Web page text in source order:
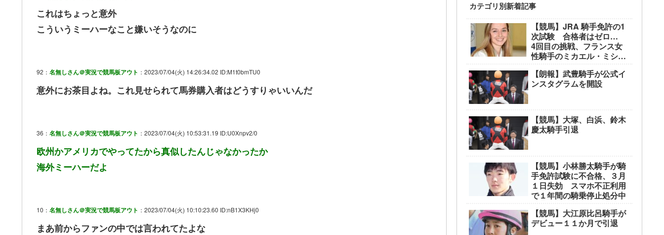
これはちょっと意外
こういうミーハーなこと嫌いそうなのに
92： 名無しさん＠実況で競馬板アウト ：2023/07/04(火) 14:26:34.02 ID:M1t0bmTU0
意外にお茶目よね。これ見せられて馬券購入者はどうすりゃいいんだ
36： 名無しさん＠実況で競馬板アウト ：2023/07/04(火) 10:53:31.19 ID:U0Xnpv2/0
欧州かアメリカでやってたから真似したんじゃなかったか
海外ミーハーだよ
10： 名無しさん＠実況で競馬板アウト ：2023/07/04(火) 10:10:23.60 ID:nB1X3KHj0
まあ前からファンの中では言われてたよな
カテゴリ別新着記事
【競馬】JRA 騎手免許の1
次試験 合格者はゼロ…
4回目の挑戦、フランス女
性騎手のミカエル・ミシェ
【朗報】武豊騎手が公式イ
ンスタグラムを開設
【競馬】大塚、白浜、鈴木
慶太騎手引退
【競馬】小林勝太騎手が騎
手免許試験に不合格、３月
１日失効 スマホ不正利用
で１年間の騎乗停止処分中
【競馬】大江原比呂騎手が
デビュー１１か月で引退